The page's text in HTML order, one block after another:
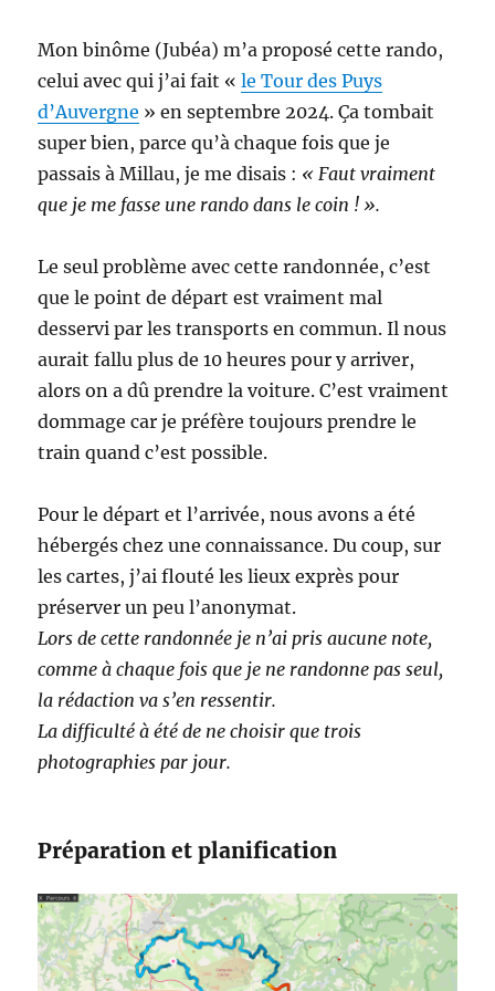
Mon binôme (Jubéa) m’a proposé cette rando,
celui avec qui j’ai fait «le Tour des Puys
d’Auvergne » en septembre 2024. Ça tombait
super bien, parce qu’à chaque fois que je
passais à Millau, je me disais : « Faut vraiment
que je me fasse une rando dans le coin ! ».
Le seul problème avec cette randonnée, c’est
que le point de départ est vraiment mal
desservi par les transports en commun. Il nous
aurait fallu plus de 10 heures pour y arriver,
alors on a dû prendre la voiture. C’est vraiment
dommage car je préfère toujours prendre le
train quand c’est possible.
Pour le départ et l’arrivée, nous avons a été
hébergés chez une connaissance. Du coup, sur
les cartes, j’ai flouté les lieux exprès pour
préserver un peu l’anonymat.
Lors de cette randonnée je n’ai pris aucune note,
comme à chaque fois que je ne randonne pas seul,
la rédaction va s’en ressentir.
La difficulté à été de ne choisir que trois
photographies par jour.
Préparation et planification